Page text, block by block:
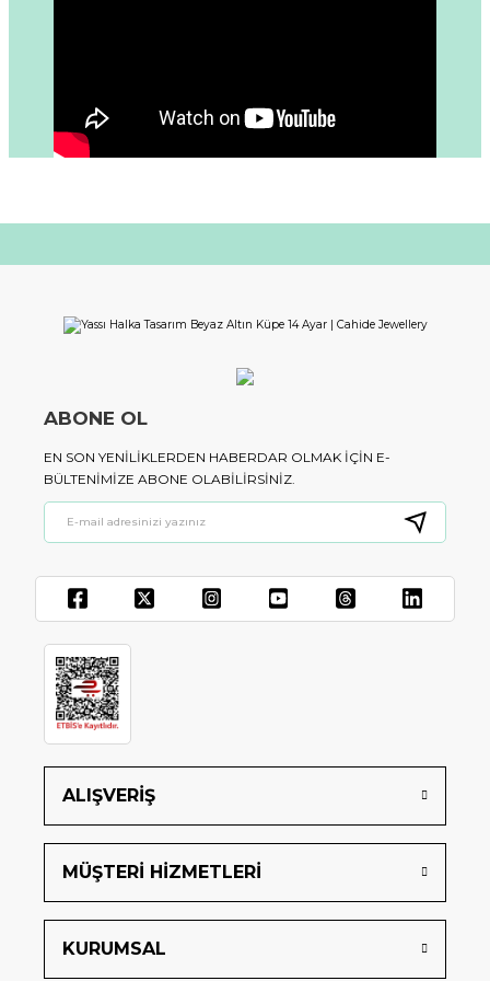
ALIŞVERİŞ
MÜŞTERİ HİZMETLERİ
KURUMSAL
ABONE OL
EN SON YENILIKLERDEN HABERDAR OLMAK IÇIN E-
BÜLTENIMIZE ABONE OLABILIRSINIZ.